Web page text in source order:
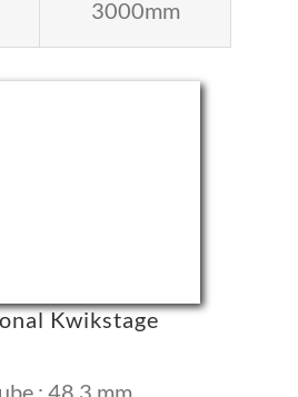
3000mm
Kwikstage
: 48,3 mm,